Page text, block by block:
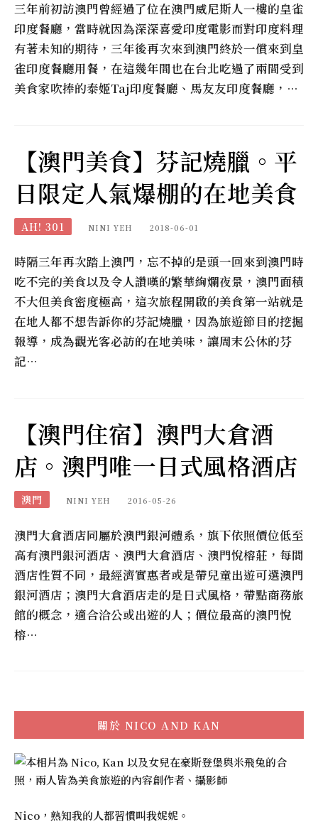
三年前初訪澳門曾經過了位在澳門威尼斯人一樓的皇雀
印度餐廳，當時就因為深深喜愛印度電影而對印度料理
有著未知的期待，三年後再次來到澳門終於一償來到皇
雀印度餐廳用餐，在這幾年間也在台北吃過了兩間受到
美食家吹捧的泰姬Taj印度餐廳、馬友友印度餐廳，…
【澳門美食】芬記燒臘。平
日限定人氣爆棚的在地美食
AH! 301 NINI YEH 2018-06-01
時隔三年再次踏上澳門，忘不掉的是頭一回來到澳門時
吃不完的美食以及令人讚嘆的繁華絢爛夜景，澳門面積
不大但美食密度極高，這次旅程開啟的美食第一站就是
在地人都不想告訴你的芬記燒臘，因為旅遊節目的挖掘
報導，成為觀光客必訪的在地美味，讓周末公休的芬
記…
【澳門住宿】澳門大倉酒
店。澳門唯一日式風格酒店
澳門 NINI YEH 2016-05-26
澳門大倉酒店同屬於澳門銀河體系，旗下依照價位低至
高有澳門銀河酒店、澳門大倉酒店、澳門悅榕莊，每間
酒店性質不同，最經濟實惠者或是帶兒童出遊可選澳門
銀河酒店；澳門大倉酒店走的是日式風格，帶點商務旅
館的概念，適合洽公或出遊的人；價位最高的澳門悅
榕…
關於 NICO AND KAN
Nico，熟知我的人都習慣叫我妮妮。